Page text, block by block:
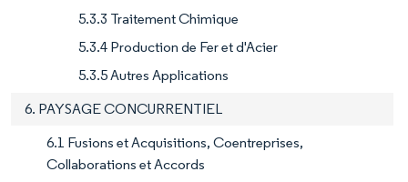
5.3.3 Traitement Chimique
5.3.4 Production de Fer et d'Acier
5.3.5 Autres Applications
6. PAYSAGE CONCURRENTIEL
6.1 Fusions et Acquisitions, Coentreprises,
Collaborations et Accords